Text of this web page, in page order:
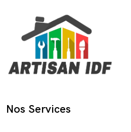
Nos Services